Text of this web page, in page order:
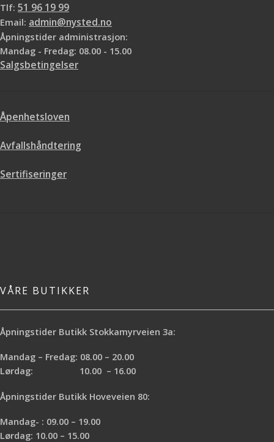
Tlf: 51 96 19 99
Email: admin@nysted.no
Åpningstider administrasjon:
Mandag - Fredag: 08.00 - 15.00
Salgsbetingelser
Åpenhetsloven
Avfallshåndtering
Sertifiseringer
VÅRE BUTIKKER
Åpningstider Butikk Stokkamyrveien 3a:
Mandag – Fredag: 08.00 – 20.00
Lørdag: 10.00 – 16.00
Åpningstider Butikk Hoveveien 80:
Mandag- : 09.00 – 19.00
Lørdag: 10.00 – 15.00